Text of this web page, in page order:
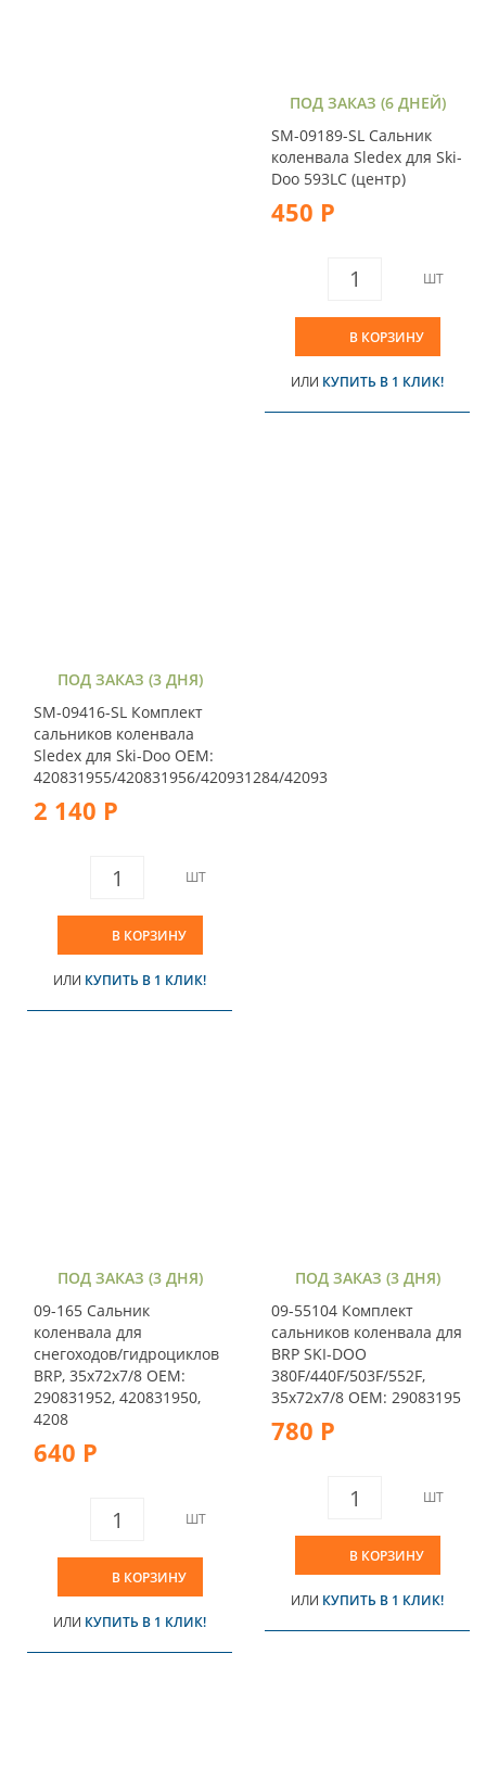
ПОД ЗАКАЗ (6 ДНЕЙ)
SM-09189-SL Сальник
коленвала Sledex для Ski-
Doo 593LC (центр)
450 Р
ШТ
В КОРЗИНУ
ИЛИ КУПИТЬ В 1 КЛИК!
ПОД ЗАКАЗ (3 ДНЯ)
SM-09416-SL Комплект
сальников коленвала
Sledex для Ski-Doo OEM:
420831955/420831956/420931284/42093
2 140 Р
ШТ
В КОРЗИНУ
ИЛИ КУПИТЬ В 1 КЛИК!
ПОД ЗАКАЗ (3 ДНЯ)
09-165 Сальник
коленвала для
снегоходов/гидроциклов
BRP, 35x72x7/8 OEM:
290831952, 420831950,
4208
640 Р
ШТ
В КОРЗИНУ
ИЛИ КУПИТЬ В 1 КЛИК!
ПОД ЗАКАЗ (3 ДНЯ)
09-55104 Комплект
сальников коленвала для
BRP SKI-DOO
380F/440F/503F/552F,
35х72х7/8 OEM: 29083195
780 Р
ШТ
В КОРЗИНУ
ИЛИ КУПИТЬ В 1 КЛИК!